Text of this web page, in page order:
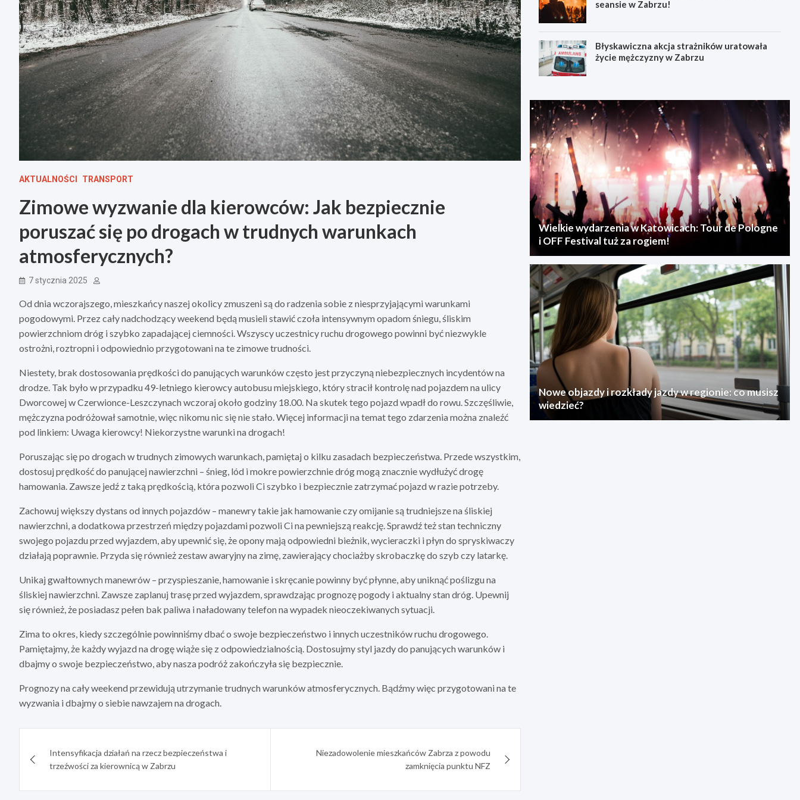
AKTUALNOŚCI TRANSPORT
Zimowe wyzwanie dla kierowców: Jak bezpiecznie
poruszać się po drogach w trudnych warunkach
atmosferycznych?
7 stycznia 2025
Od dnia wczorajszego, mieszkańcy naszej okolicy zmuszeni są do radzenia sobie z niesprzyjającymi warunkami
pogodowymi. Przez cały nadchodzący weekend będą musieli stawić czoła intensywnym opadom śniegu, śliskim
powierzchniom dróg i szybko zapadającej ciemności. Wszyscy uczestnicy ruchu drogowego powinni być niezwykle
ostrożni, roztropni i odpowiednio przygotowani na te zimowe trudności.
Niestety, brak dostosowania prędkości do panujących warunków często jest przyczyną niebezpiecznych incydentów na
drodze. Tak było w przypadku 49-letniego kierowcy autobusu miejskiego, który stracił kontrolę nad pojazdem na ulicy
Dworcowej w Czerwionce-Leszczynach wczoraj około godziny 18.00. Na skutek tego pojazd wpadł do rowu. Szczęśliwie,
mężczyzna podróżował samotnie, więc nikomu nic się nie stało. Więcej informacji na temat tego zdarzenia można znaleźć
pod linkiem: Uwaga kierowcy! Niekorzystne warunki na drogach!
Poruszając się po drogach w trudnych zimowych warunkach, pamiętaj o kilku zasadach bezpieczeństwa. Przede wszystkim,
dostosuj prędkość do panującej nawierzchni – śnieg, lód i mokre powierzchnie dróg mogą znacznie wydłużyć drogę
hamowania. Zawsze jedź z taką prędkością, która pozwoli Ci szybko i bezpiecznie zatrzymać pojazd w razie potrzeby.
Zachowuj większy dystans od innych pojazdów – manewry takie jak hamowanie czy omijanie są trudniejsze na śliskiej
nawierzchni, a dodatkowa przestrzeń między pojazdami pozwoli Ci na pewniejszą reakcję. Sprawdź też stan techniczny
swojego pojazdu przed wyjazdem, aby upewnić się, że opony mają odpowiedni bieżnik, wycieraczki i płyn do spryskiwaczy
działają poprawnie. Przyda się również zestaw awaryjny na zimę, zawierający chociażby skrobaczkę do szyb czy latarkę.
Unikaj gwałtownych manewrów – przyspieszanie, hamowanie i skręcanie powinny być płynne, aby uniknąć poślizgu na
śliskiej nawierzchni. Zawsze zaplanuj trasę przed wyjazdem, sprawdzając prognozę pogody i aktualny stan dróg. Upewnij
się również, że posiadasz pełen bak paliwa i naładowany telefon na wypadek nieoczekiwanych sytuacji.
Zima to okres, kiedy szczególnie powinniśmy dbać o swoje bezpieczeństwo i innych uczestników ruchu drogowego.
Pamiętajmy, że każdy wyjazd na drogę wiąże się z odpowiedzialnością. Dostosujmy styl jazdy do panujących warunków i
dbajmy o swoje bezpieczeństwo, aby nasza podróż zakończyła się bezpiecznie.
Prognozy na cały weekend przewidują utrzymanie trudnych warunków atmosferycznych. Bądźmy więc przygotowani na te
wyzwania i dbajmy o siebie nawzajem na drogach.
wpisuIntensyfikacja działań na rzecz bezpieczeństwa i
trzeźwości za kierownicą w Zabrzu
Niezadowolenie mieszkańców Zabrza z powodu
zamknięcia punktu NFZ
seansie w Zabrzu!
Błyskawiczna akcja strażników uratowała
życie mężczyzny w Zabrzu
Wielkie wydarzenia w Katowicach: Tour de Pologne
i OFF Festival tuż za rogiem!
Nowe objazdy i rozkłady jazdy w regionie: co musisz
wiedzieć?